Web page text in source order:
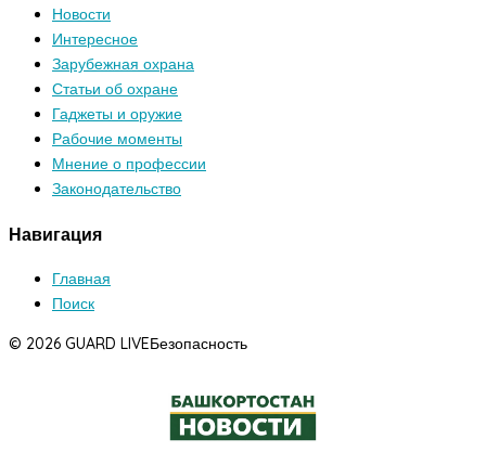
Новости
Интересное
Зарубежная охрана
Статьи об охране
Гаджеты и оружие
Рабочие моменты
Мнение о профессии
Законодательство
Навигация
Главная
Поиск
© 2026 GUARD LIVEБезопасность